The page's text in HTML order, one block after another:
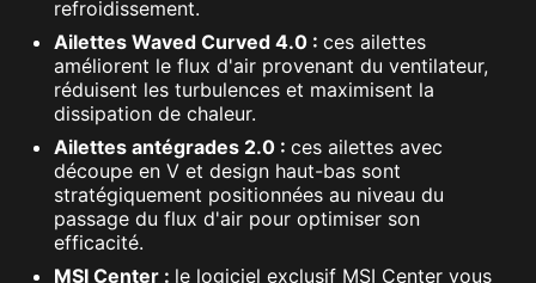
refroidissement.
Ailettes Waved Curved 4.0 : ces ailettes
améliorent le flux d'air provenant du ventilateur,
réduisent les turbulences et maximisent la
dissipation de chaleur.
Ailettes antégrades 2.0 : ces ailettes avec
découpe en V et design haut-bas sont
stratégiquement positionnées au niveau du
passage du flux d'air pour optimiser son
efficacité.
MSI Center : le logiciel exclusif MSI Center vous